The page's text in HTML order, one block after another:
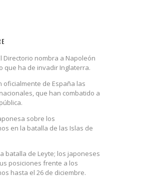
Directorio nombra a Napoleón
que ha de invadir Inglaterra.
oficialmente de España las
que han combatido a
sobre los
en la batalla de las Islas de
batalla de Leyte; los japoneses
posiciones frente a los
hasta el 26 de diciembre.